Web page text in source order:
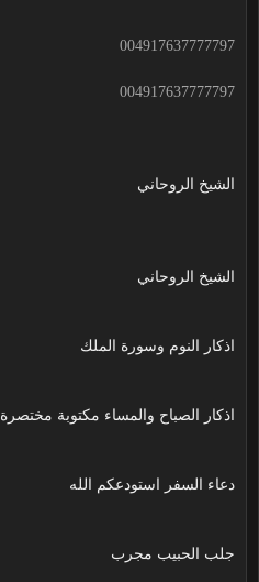
004917637777797
004917637777797
الشيخ الروحاني
الشيخ الروحاني
اذكار النوم وسورة الملك
اذكار الصباح والمساء مكتوبة مختصرة
دعاء السفر استودعكم الله
جلب الحبيب مجرب